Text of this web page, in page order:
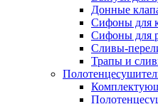
Донные
Сифоны для
Сифоны для
Сливы-
Трапы и